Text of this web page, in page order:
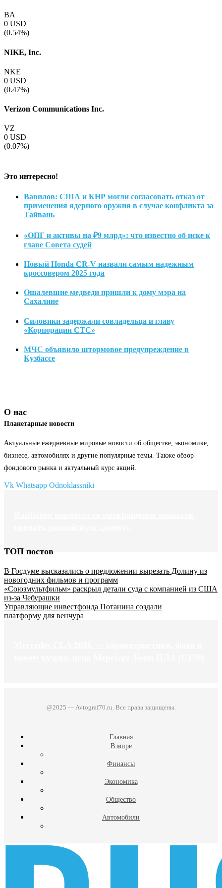
BA
0 USD
(0.54%)
NIKE, Inc.
NKE
0 USD
(0.47%)
Verizon Communications Inc.
VZ
0 USD
(0.07%)
Это интересно!
Вавилов: США и КНР могли согласовать отказ от
применения ядерного оружия в случае конфликта за
Тайвань
«ОПГ и активы на ₽9 млрд»: что известно об иске к
главе Совета судей
Новый Honda CR-V назвали самым надежным
кроссовером 2025 года
Ошалевшие медведи пришли к дому мэра на
Сахалине
Силовики задержали совладельца и главу
«Корпорации СТС»
МЧС объявило штормовое предупреждение в
Кузбассе
О нас
Планетарные новости
Актуальные ежедневные мировые новости об обществе, экономике,
бизнесе, автомобилях и другие популярные темы. Также обзор
фондового рынка и актуальный курс акций.
Vk Whatsapp Odnoklassniki
ТОП постов
В Госдуме высказались о предложении вырезать Долину из
новогодних фильмов и программ
«Союзмультфильм» раскрыл детали суда с компанией из США
из-за Чебурашки
Управляющие инвестфонда Потанина создали
платформу для венчура
@2025 — Avtograf70.ru. Все права защищены.
Главная
В мире
Финансы
Экономика
Общество
Автомобили